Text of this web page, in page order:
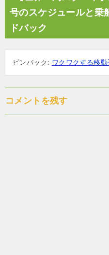
ー
シ
ョ
号のスケジュールと乗
ドバック
ピンバック: ワクワクする移
コメントを残す